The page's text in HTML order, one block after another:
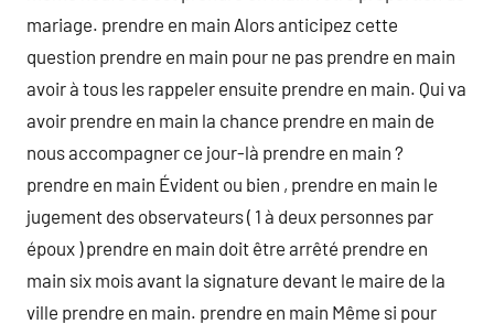
mariage. prendre en main Alors anticipez cette
question prendre en main pour ne pas prendre en main
avoir à tous les rappeler ensuite prendre en main. Qui va
avoir prendre en main la chance prendre en main de
nous accompagner ce jour-là prendre en main ?
prendre en main Évident ou bien , prendre en main le
jugement des observateurs ( 1 à deux personnes par
époux ) prendre en main doit être arrêté prendre en
main six mois avant la signature devant le maire de la
ville prendre en main. prendre en main Même si pour